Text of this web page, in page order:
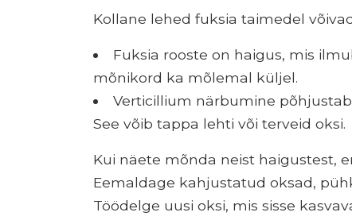
Kollane lehed fuksia taimedel
Fuksia rooste on haigus, mis
mõnikord ka mõlemal küljel.
Verticillium närbumine
See võib tappa lehti või terveid oksi.
Kui näete mõnda neist haigustest,
Eemaldage kahjustatud oksad,
Töödelge uusi oksi, mis sisse